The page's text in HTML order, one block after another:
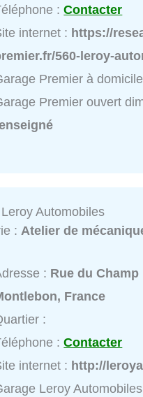
:Contacter
internet : https://
560-leroy-
Premier à
Premier ouvert
Automobiles
: Atelier de
: Rue du Champ
France
:
:Contacter
internet : http://
Leroy